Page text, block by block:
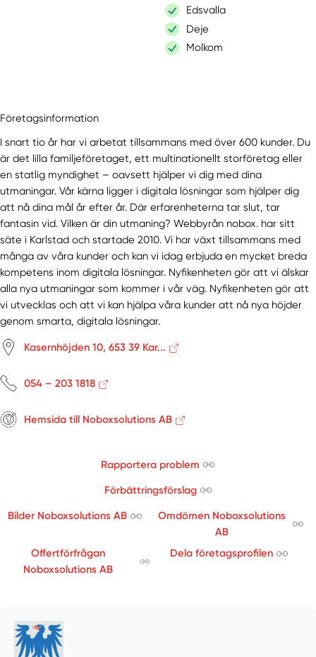
Edsvalla
Deje
Molkom
Företagsinformation
I snart tio år har vi arbetat tillsammans med över 600 kunder. Du
är det lilla familjeföretaget, ett multinationellt storföretag eller
en statlig myndighet – oavsett hjälper vi dig med dina
utmaningar. Vår kärna ligger i digitala lösningar som hjälper dig
att nå dina mål år efter år. Där erfarenheterna tar slut, tar
fantasin vid. Vilken är din utmaning? Webbyrån nobox. har sitt
säte i Karlstad och startade 2010. Vi har växt tillsammans med
många av våra kunder och kan vi idag erbjuda en mycket breda
kompetens inom digitala lösningar. Nyfikenheten gör att vi älskar
alla nya utmaningar som kommer i vår väg. Nyfikenheten gör att
vi utvecklas och att vi kan hjälpa våra kunder att nå nya höjder
genom smarta, digitala lösningar.
Kasernhöjden 10, 653 39 Kar...
054 – 203 1818
Hemsida till Noboxsolutions AB
Rapportera problem
Förbättringsförslag
Bilder Noboxsolutions AB
Omdömen Noboxsolutions
AB
Offertförfrågan
Noboxsolutions AB
Dela företagsprofilen